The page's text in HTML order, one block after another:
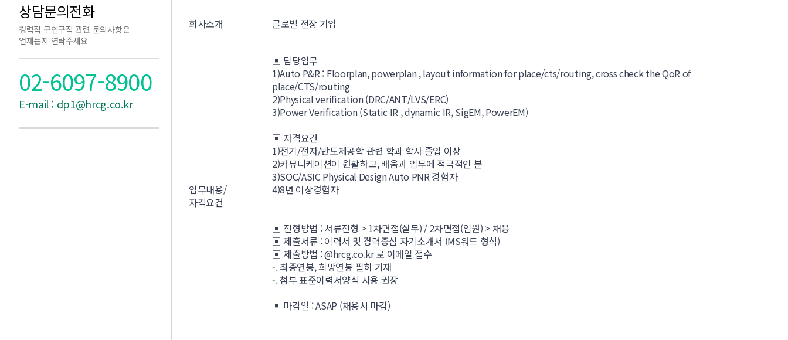
상담문의전화
경력직 구인구직 관련 문의사항은
언제든지 연락주세요
02-6097-8900
E-mail : dp1@hrcg.co.kr
회사소개 글로벌 전장 기업
업무내용/
자격요건
▣ 담당업무
1)Auto P&R : Floorplan, powerplan , layout information for place/cts/routing, cross check the QoR of
place/CTS/routing
2)Physical verification (DRC/ANT/LVS/ERC)
3)Power Verification (Static IR , dynamic IR, SigEM, PowerEM)
▣ 자격요건
1)전기/전자/반도체공학 관련 학과 학사 졸업 이상
2)커뮤니케이션이 원활하고, 배움과 업무에 적극적인 분
3)SOC/ASIC Physical Design Auto PNR 경험자
4)8년 이상경험자
▣ 전형방법 : 서류전형 > 1차면접(실무) / 2차면접(임원) > 채용
▣ 제출서류 : 이력서 및 경력중심 자기소개서 (MS워드 형식)
▣ 제출방법 : @hrcg.co.kr 로 이메일 접수
-. 최종연봉, 희망연봉 필히 기재
-. 첨부 표준이력서양식 사용 권장
▣ 마감일 : ASAP (채용시 마감)